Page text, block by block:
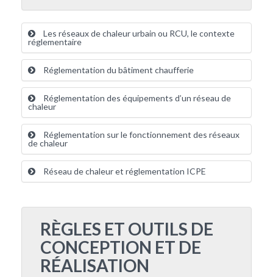
Les réseaux de chaleur urbain ou RCU, le contexte
réglementaire
Réglementation du bâtiment chaufferie
Réglementation des équipements d’un réseau de
chaleur
Réglementation sur le fonctionnement des réseaux
de chaleur
Réseau de chaleur et réglementation ICPE
RÈGLES ET OUTILS DE
CONCEPTION ET DE
RÉALISATION